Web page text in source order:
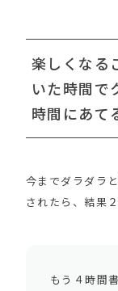
楽しくなる
いた時間で
時間にあて
今までダラダラ
されたら、結果
もう４時間